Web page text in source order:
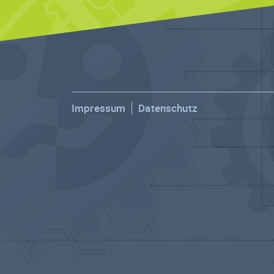
Impressum Datenschutz